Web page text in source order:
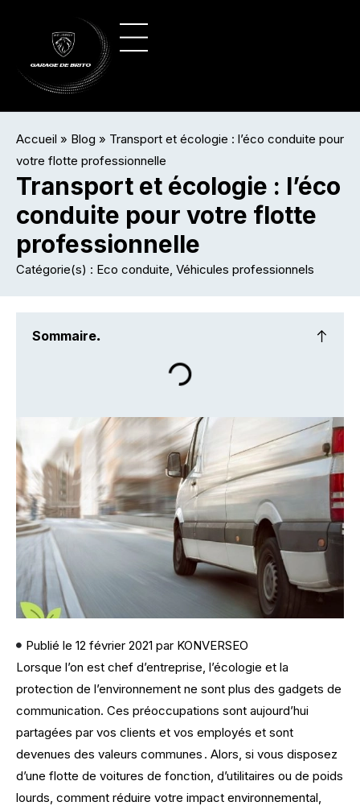
Accueil » Blog » Transport et écologie : l’éco conduite pour
votre flotte professionnelle
Transport et écologie : l’éco
conduite pour votre flotte
professionnelle
Catégorie(s) : Eco conduite Véhicules professionnels
Publié le 12 février 2021 par KONVERSEO
Lorsque l’on est chef d’entreprise, l’écologie et la
protection de l’environnement ne sont plus des gadgets de
communication. Ces préoccupations sont aujourd’hui
partagées par vos clients et vos employés et sont
devenues des valeurs communes . Alors, si vous disposez
d’une flotte de voitures de fonction, d’utilitaires ou de poids
lourds, comment réduire votre impact environnemental,
Sommaire.